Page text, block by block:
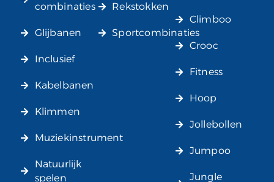
combinaties
Glijbanen
Inclusief
Kabelbanen
Klimmen
Muziekinstrument
Natuurlijk
spelen
Rekstokken
Sportcombinaties
Climboo
Crooc
Fitness
Hoop
Jollebollen
Jumpoo
Jungle